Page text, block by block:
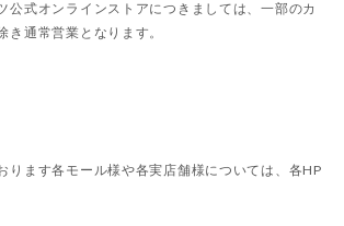
公式オンラインストアにつきましては、一部のカ
き通常営業となります。
ります各モール様や各実店舗様については、各HP